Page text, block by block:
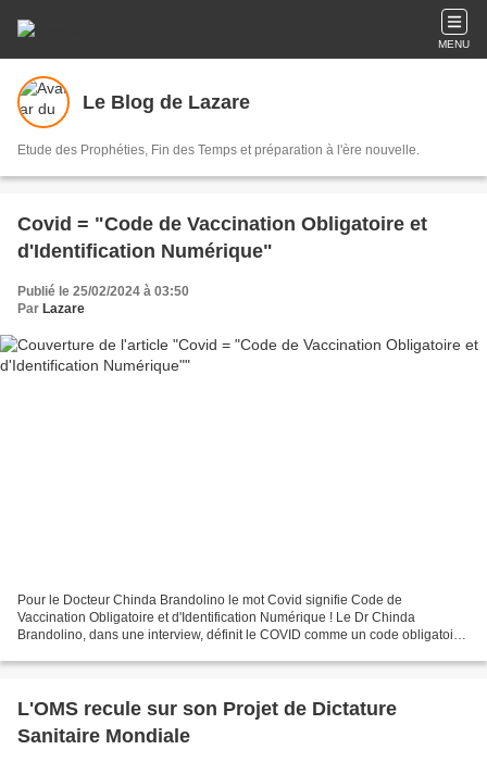
MENU
Le Blog de Lazare
Etude des Prophéties, Fin des Temps et préparation à l'ère nouvelle.
Covid = "Code de Vaccination Obligatoire et
d'Identification Numérique"
Publié le 25/02/2024 à 03:50
Par Lazare
Pour le Docteur Chinda Brandolino le mot Covid signifie Code de
Vaccination Obligatoire et d'Identification Numérique ! Le Dr Chinda
Brandolino, dans une interview, définit le COVID comme un code obligatoire
L'OMS recule sur son Projet de Dictature
Sanitaire Mondiale